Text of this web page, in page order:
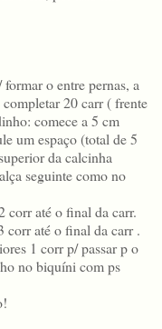
o entre pernas, a
20 carr ( frente
comece a 5 cm
um espaço (total de 5
da calcinha
seguinte como no
corr até o final da carr.
corr até o final da carr .
1 corr p/ passar p o
no biquíni com ps